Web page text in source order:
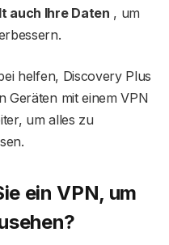
auch Ihre Daten , um
helfen, Discovery Plus
Geräten mit einem VPN
um alles zu
ein VPN, um